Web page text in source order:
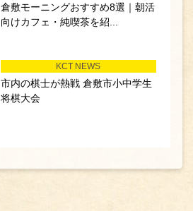
倉敷モーニングおすすめ8選｜朝活
向けカフェ・純喫茶を紹...
KCT NEWS
市内の棋士が熱戦 倉敷市小中学生
将棋大会